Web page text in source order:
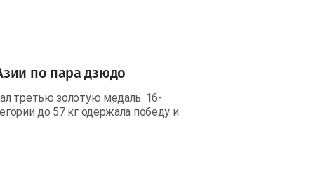
по пара дзюдо
третью золотую медаль. 16-
до 57 кг одержала победу и